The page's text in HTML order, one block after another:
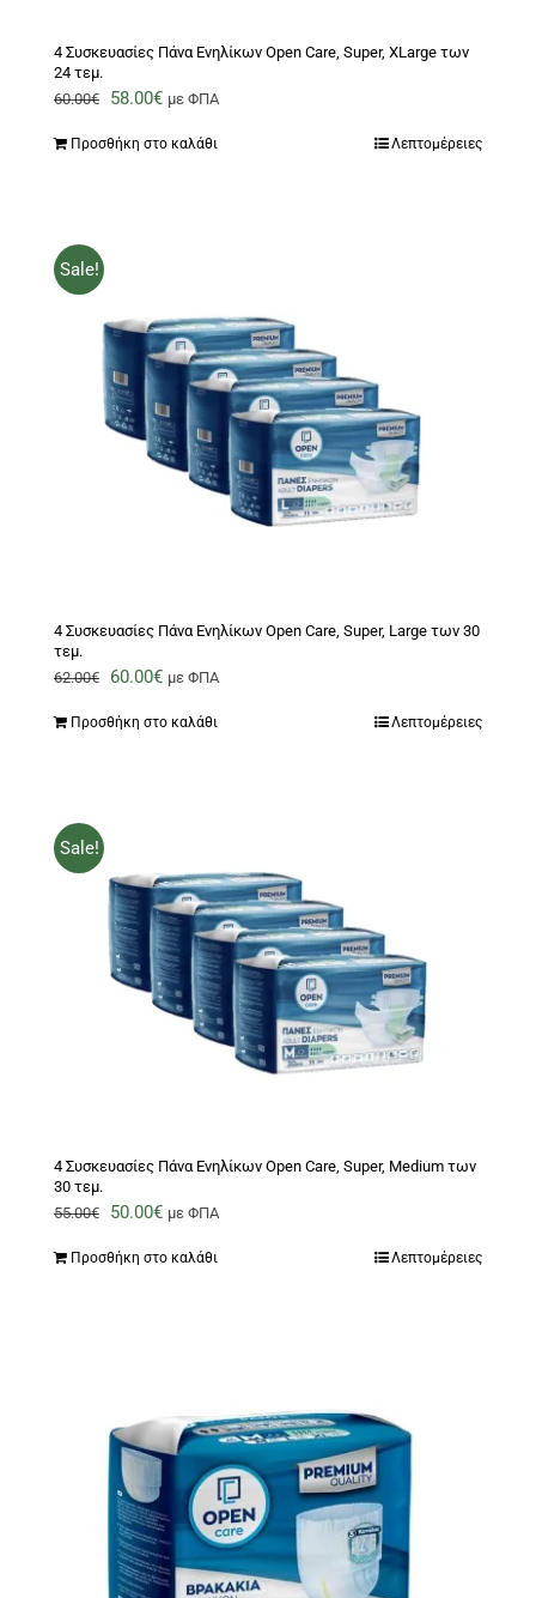
4 Συσκευασίες Πάνα Ενηλίκων Open Care, Super, XLarge των
24 τεμ.
60.00€
Original
58.00€Ημε ΦΠΑ
Προσθήκη στο καλάθι Λεπτομέρειες
Sale!
4 Συσκευασίες Πάνα Ενηλίκων Open Care, Super, Large των 30
τεμ.
62.00€
Original
60.00€Ημε ΦΠΑ
Προσθήκη στο καλάθι Λεπτομέρειες
Sale!
4 Συσκευασίες Πάνα Ενηλίκων Open Care, Super, Medium των
30 τεμ.
55.00€
Original
50.00€Ημε ΦΠΑ
Προσθήκη στο καλάθι Λεπτομέρειες